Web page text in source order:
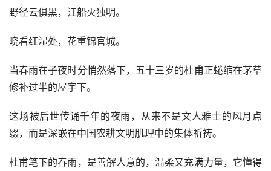
野径云俱黑，江船火独明。
晓看红湿处，花重锦官城。
当春雨在子夜时分悄然落下，五十三岁的杜甫正蜷缩在茅草
修补过半的屋宇下。
这场被后世传诵千年的夜雨，从来不是文人雅士的风月点
缀，而是深嵌在中国农耕文明肌理中的集体祈祷。
杜甫笔下的春雨，是善解人意的，温柔又充满力量，它懂得